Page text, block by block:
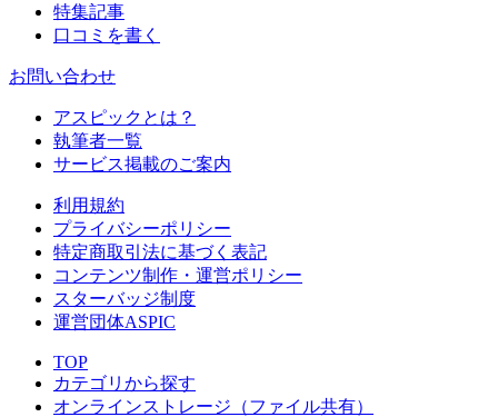
特集記事
口コミを書く
お問い合わせ
アスピックとは？
執筆者一覧
サービス掲載のご案内
利用規約
プライバシーポリシー
特定商取引法に基づく表記
コンテンツ制作・運営ポリシー
スターバッジ制度
運営団体ASPIC
TOP
カテゴリから探す
オンラインストレージ（ファイル共有）